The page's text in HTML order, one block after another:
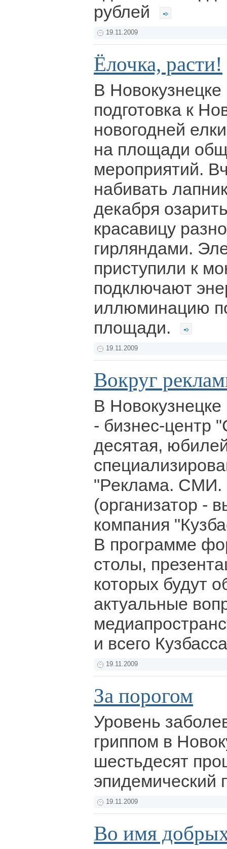
рублей
19.11.2009
Ёлочка, расти!
В Новокузнецке
подготовка к
новогодней
на площади
мероприятий.
набивать
декабря
красавицу
гирляндами.
приступили к
подключают
иллюминацию
площади.
19.11.2009
Вокруг
В
- бизнес-центр
десятая,
"Реклама. СМИ.
(организатор -
компания
В программе
столы,
которых будут
актуальные
и всего
19.11.2009
За порогом
Уровень
гриппом в
шестьдесят
эпидемический
19.11.2009
Во имя